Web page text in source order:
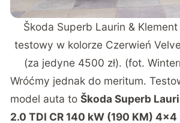
Škoda Superb Laurin &
testowy w kolorze Czerwień
(za jedyne 4500 zł). (fot.
Wróćmy jednak do meritum.
model auta toŠkoda Superb
2.0 TDI CR 140 kW (190 KM)